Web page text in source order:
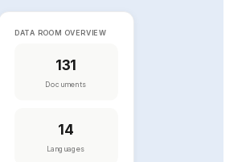
DATA ROOM OVERVIEW
131
Documents
14
Languages